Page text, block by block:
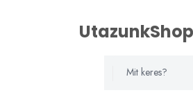
UtazunkShop